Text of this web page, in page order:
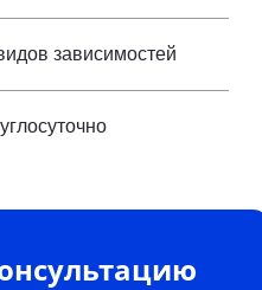
зависимостей